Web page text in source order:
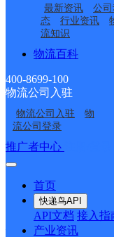
最新资讯
公司
态
行业资讯
流知识
物流百科
400-8699-100
物流公司入驻
物流公司入驻
物
流公司登录
推广者中心
首页
快递鸟API
API文档 接入指
产业资讯
台州临海
浙江台州临
UH临海三
临海分部
台州临海市
部
台州临海市
接口API
API接口 DEMO下载
关于我们